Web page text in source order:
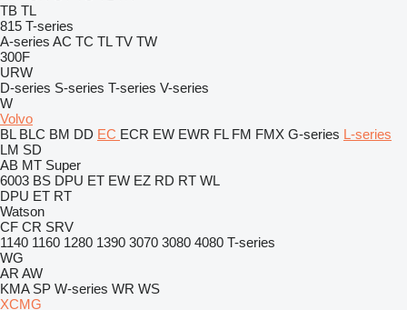
TB TL
815 T-series
A-series AC TC TL TV TW
300F
URW
D-series S-series T-series V-series
W
Volvo
BL BLC BM DD EC ECR EW EWR FL FM FMX G-series L-series
LM SD
AB MT Super
6003 BS DPU ET EW EZ RD RT WL
DPU ET RT
Watson
CF CR SRV
1140 1160 1280 1390 3070 3080 4080 T-series
WG
AR AW
KMA SP W-series WR WS
XCMG